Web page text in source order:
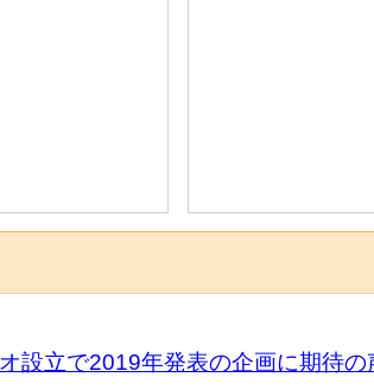
設立で2019年発表の企画に期待の